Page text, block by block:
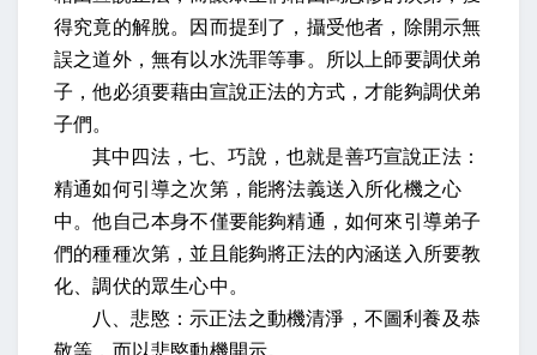
得究竟的解脫。因而提到了， 攝受他者，除開示無
誤之道外，無有以水洗罪等事。所以上師要調伏弟
子，他必須要藉由宣說正法的方式，才能夠調伏弟
子們。
其中四法， 七、巧說 ，也就是善巧宣說正法：
精通如何引導之次第，能將法義送入所化機之心
中 。他自己本身不僅要能夠精通，如何來引導弟子
們的種種次第，並且能夠將正法的內涵送入所要教
化、調伏的眾生心中。
八、悲愍：示正法之動機清淨，不圖利養及恭